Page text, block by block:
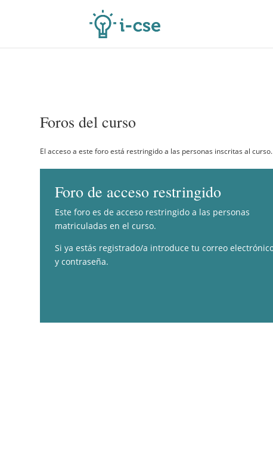
Foros del curso
El acceso a este foro está restringido a las personas inscritas al curso.
Foro de acceso restringido
Este foro es de acceso restringido a las personas
matriculadas en el curso.
Si ya estás registrado/a introduce tu correo
y contraseña.